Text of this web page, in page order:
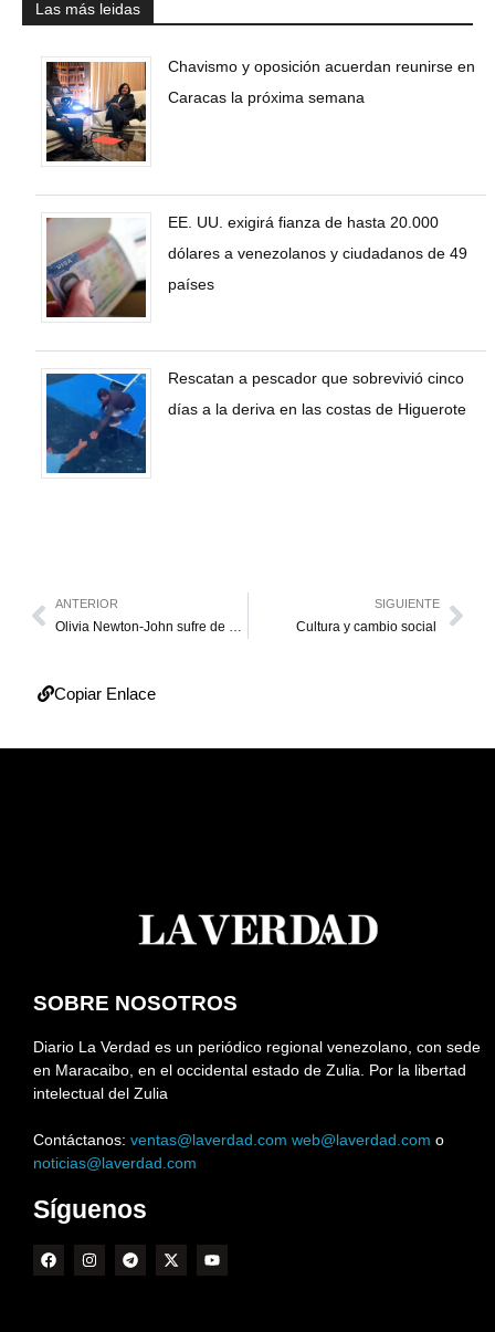
Las más leidas
Chavismo y oposición acuerdan reunirse en
Caracas la próxima semana
EE. UU. exigirá fianza de hasta 20.000
dólares a venezolanos y ciudadanos de 49
países
Rescatan a pescador que sobrevivió cinco
días a la deriva en las costas de Higuerote
ANTERIOR
Olivia Newton-John sufre de cáncer de mama
SIGUIENTE
Cultura y cambio social
Copiar Enlace
SOBRE NOSOTROS
Diario La Verdad es un periódico regional venezolano, con sede
en Maracaibo, en el occidental estado de Zulia. Por la libertad
intelectual del Zulia
Contáctanos: ventas@laverdad.com web@laverdad.com o
noticias@laverdad.com
Síguenos